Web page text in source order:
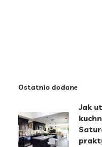
Ostatnio dodane
Jak